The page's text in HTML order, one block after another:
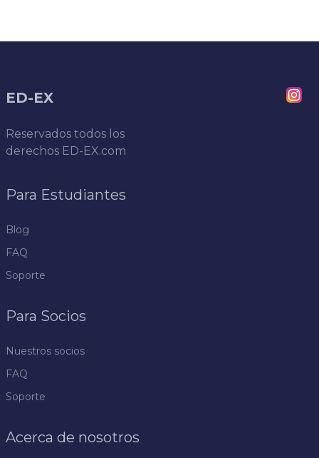
ED-EX
Reservados todos los
derechos ED-EX.com
Para Estudiantes
Blog
FAQ
Soporte
Para Socios
Nuestros socios
FAQ
Soporte
Acerca de nosotros